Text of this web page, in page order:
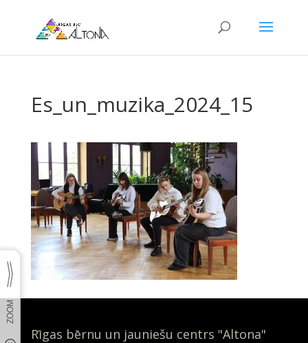
Es_un_muzika_2024_15
Rīgas bērnu un jauniešu centrs "Altona"